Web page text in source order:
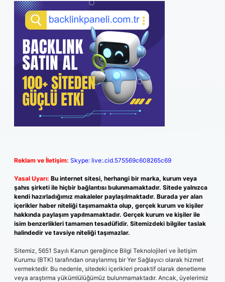
Reklam ve İletişim: Skype: live:.cid.575569c608265c69
Yasal Uyarı: Bu internet sitesi, herhangi bir marka, kurum veya
şahıs şirketi ile hiçbir bağlantısı bulunmamaktadır. Sitede yalnızca
kendi hazırladığımız makaleler paylaşılmaktadır. Burada yer alan
içerikler haber niteliği taşımamakta olup, gerçek kurum ve kişiler
hakkında paylaşım yapılmamaktadır. Gerçek kurum ve kişiler ile
isim benzerlikleri tamamen tesadüfidir. Sitemizdeki bilgiler taslak
halindedir ve tavsiye niteliği taşımazlar.
Sitemiz, 5651 Sayılı Kanun gereğince Bilgi Teknolojileri ve İletişim
Kurumu (BTK) tarafından onaylanmış bir Yer Sağlayıcı olarak hizmet
vermektedir. Bu nedenle, sitedeki içerikleri proaktif olarak denetleme
veya araştırma yükümlülüğümüz bulunmamaktadır. Ancak, üyelerimiz